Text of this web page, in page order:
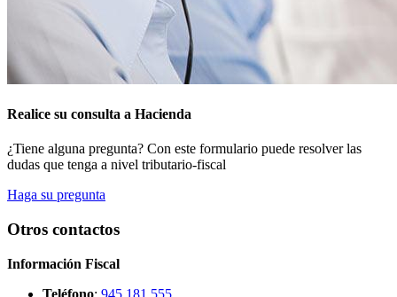
Realice su consulta a Hacienda
¿Tiene alguna pregunta? Con este formulario puede resolver las
dudas que tenga a nivel tributario-fiscal
Haga su pregunta
Otros contactos
Información Fiscal
Teléfono: 945 181 555